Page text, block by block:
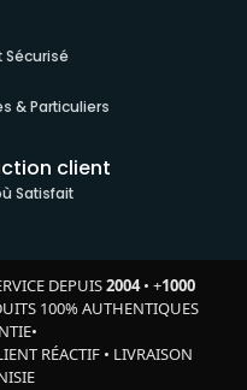
Sécurisé
& Particuliers
client
Satisfait
DEPUIS2004• +1000
100% AUTHENTIQUES
•
RÉACTIF • LIVRAISON